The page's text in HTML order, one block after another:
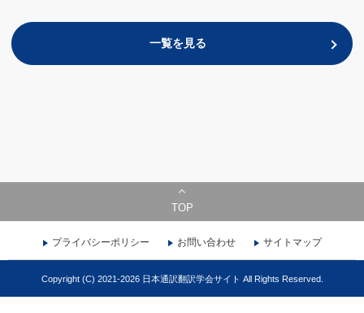
一覧を見る
TOP
プライバシーポリシー お問い合わせ サイトマップ
Copyright (C) 2021-2026 日本通訳翻訳学会サイト All Rights Reserved.